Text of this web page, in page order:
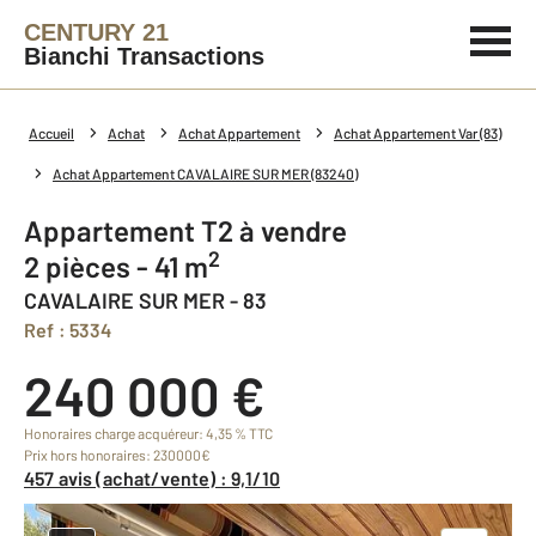
CENTURY 21
Bianchi Transactions
Accueil Achat Achat Appartement Achat Appartement Var (83)
Achat Appartement CAVALAIRE SUR MER (83240)
Appartement T2 à vendre
2 pièces - 41 m2
CAVALAIRE SUR MER - 83
Ref : 5334
240 000 €
Honoraires charge acquéreur: 4,35 % TTC
Prix hors honoraires: 230000€
457 avis (achat/vente) : 9,1/10